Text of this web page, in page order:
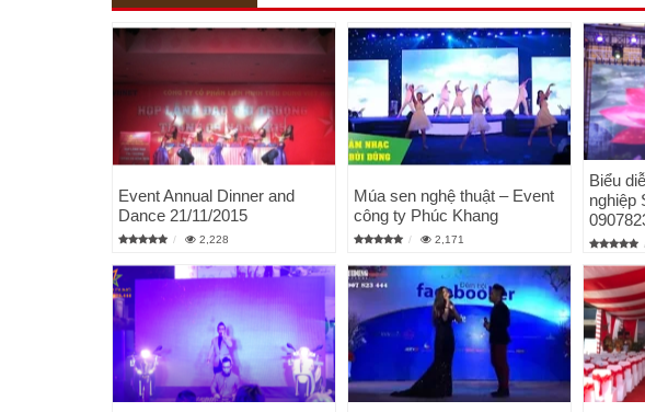
Event Annual Dinner and
Dance 21/11/2015
2,228
Múa sen nghệ thuật – Event
công ty Phúc Khang
2,171
Biểu
nghiệp